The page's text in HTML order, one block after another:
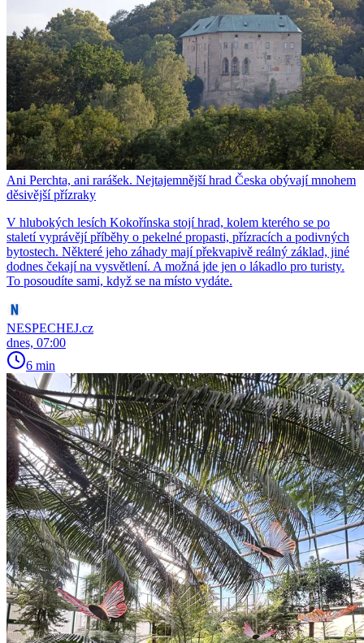
Ani Perchta, ani rarášek. Nejtajemnější hrad Česka obývají mnohem
děsivější přízraky
V hlubokých lesích Kokořínska stojí hrad, kolem kterého se po
staletí vyprávějí příběhy o pekelné propasti, přízracích a podivných
bytostech. Některé jeho záhady mají překvapivě reálný základ, jiné
dodnes čekají na vysvětlení. A možná jde jen o lákadlo pro turisty.
To posoudíte sami, když se na místo vydáte.
NESPECHEJ.cz
dnes, 07:00
6 min